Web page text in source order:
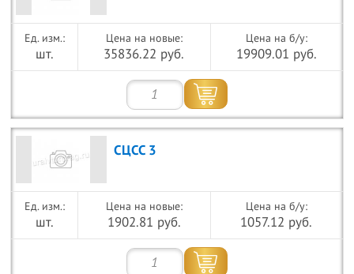
шт.
Цена на новые:
35836.22 руб.
Цена на б/у:
19909.01 руб.
СЦСС 3
шт.
Цена на новые:
1902.81 руб.
Цена на б/у:
1057.12 руб.